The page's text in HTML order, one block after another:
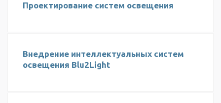
Проектирование систем освещения
Внедрение интеллектуальных систем
освещения Blu2Light